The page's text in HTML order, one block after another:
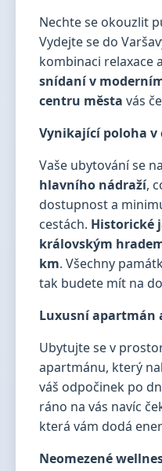
Nechte se okouzlit
Vydejte se do
kombinaci relaxace
snídaní v
centru města vás
Vynikající poloha v
Vaše ubytování se
hlavního nádraží,
dostupnost a
cestách. Historické
královským
km. Všechny
tak budete mít na
Luxusní apartmán
Ubytujte se v
apartmánu, který
váš odpočinek po
ráno na vás navíc
která vám dodá
Neomezené